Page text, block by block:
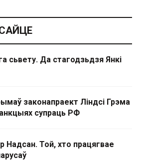
сьвету. Да стагодзьдзя Янкі
законапраект Ліндсі Грэма
супраць РФ
Надсан. Той, хто працягвае